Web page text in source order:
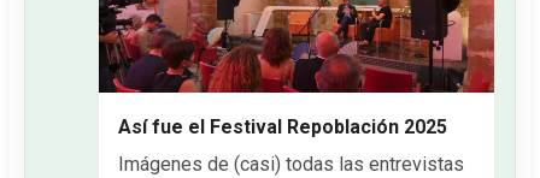
Así fue el Festival Repoblación 2025
Imágenes de (casi) todas las entrevistas